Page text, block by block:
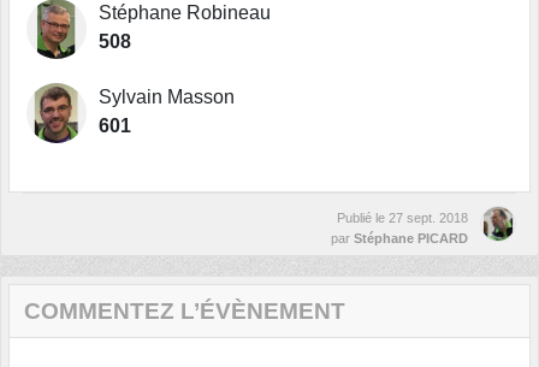
Stéphane Robineau
508
Sylvain Masson
601
Publié le 27 sept. 2018
par Stéphane PICARD
COMMENTEZ L’ÉVÈNEMENT